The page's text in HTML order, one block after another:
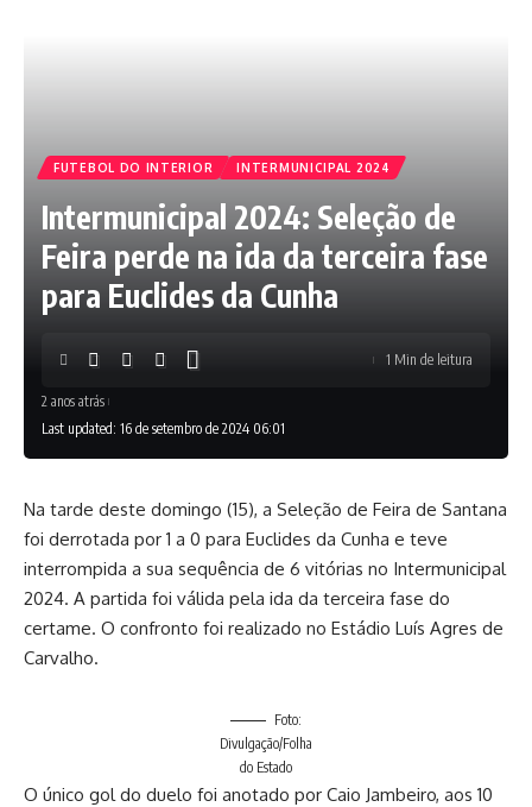
FUTEBOL DO INTERIOR INTERMUNICIPAL 2024
Intermunicipal 2024: Seleção de
Feira perde na ida da terceira fase
para Euclides da Cunha
Last updated: 16 de setembro de 2024 06:01
2 anos atrás
1 Min de leitura
Na tarde deste domingo (15), a Seleção de Feira de Santana
foi derrotada por 1 a 0 para Euclides da Cunha e teve
interrompida a sua sequência de 6 vitórias no Intermunicipal
2024. A partida foi válida pela ida da terceira fase do
certame. O confronto foi realizado no Estádio Luís Agres de
Carvalho.
Foto:
Divulgação/Folha
do Estado
O único gol do duelo foi anotado por Caio Jambeiro, aos 10